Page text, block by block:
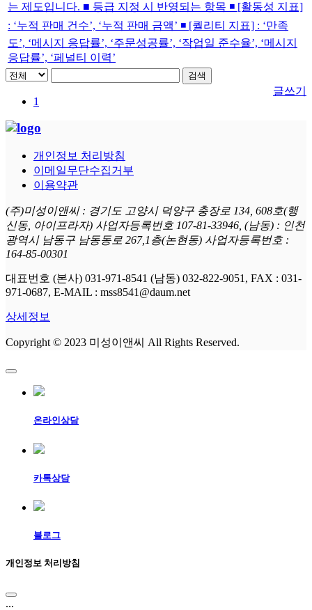
는 제도입니다. ■ 등급 지정 시 반영되는 항목 ◾️ [활동성 지표]
: ‘누적 판매 건수’, ‘누적 판매 금액’ ◾️ [퀄리티 지표] : ‘만족
도’, ‘메시지 응답률’, ‘주문성공률’, ‘작업일 준수율’, ‘메시지
응답률’, ‘페널티 이력’
검색
글쓰기
1
개인정보 처리방침
이메일무단수집거부
이용약관
(주)미성이앤씨 : 경기도 고양시 덕양구 충장로 134, 608호(행
신동, 아이프라자) 사업자등록번호 107-81-33946, (남동) : 인천
광역시 남동구 남동동로 267,1층(논현동) 사업자등록번호 :
164-85-00301
대표번호 (본사) 031-971-8541 (남동) 032-822-9051, FAX : 031-
971-0687, E-MAIL : mss8541@daum.net
상세정보
Copyright © 2023 미성이앤씨 All Rights Reserved.
온라인상담
카톡상담
블로그
개인정보 처리방침
...